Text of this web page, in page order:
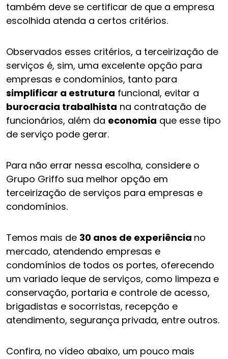
também deve se certificar de que a empresa
escolhida atenda a certos critérios.
Observados esses critérios, a terceirização de
serviços é, sim, uma excelente opção para
empresas e condomínios, tanto para
simplificar a estrutura funcional, evitar a
burocracia trabalhista na contratação de
funcionários, além da economia que esse tipo
de serviço pode gerar.
Para não errar nessa escolha, considere o
Grupo Griffo sua melhor opção em
terceirização de serviços para empresas e
condomínios.
Temos mais de 30 anos de experiência no
mercado, atendendo empresas e
condomínios de todos os portes, oferecendo
um variado leque de serviços, como limpeza e
conservação, portaria e controle de acesso,
brigadistas e socorristas, recepção e
atendimento, segurança privada, entre outros.
Confira, no vídeo abaixo, um pouco mais